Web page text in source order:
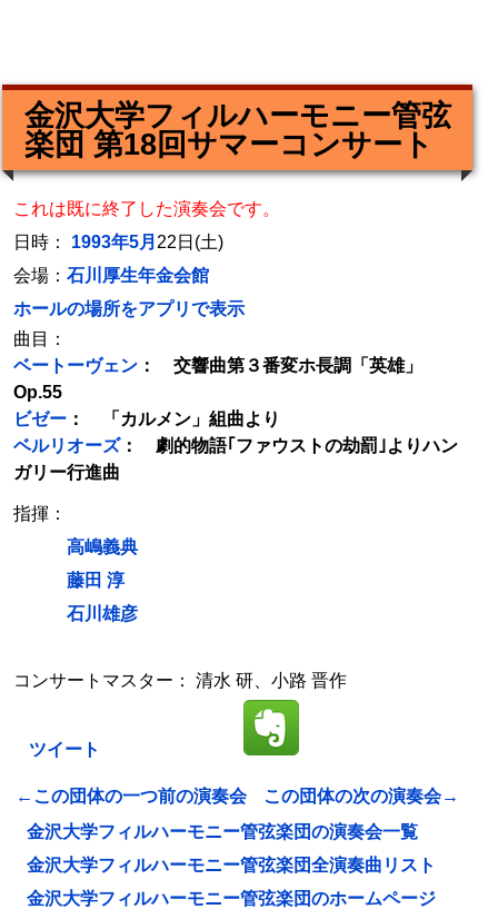
金沢大学フィルハーモニー管弦
楽団 第18回サマーコンサート
これは既に終了した演奏会です。
日時： 1993年5月 22日(土)
会場： 石川厚生年金会館
ホールの場所をアプリで表示
曲目：
ベートーヴェン ： 交響曲第３番変ホ長調「英雄」
Op.55
ビゼー ： 「カルメン」組曲より
ベルリオーズ： 劇的物語｢ファウストの劫罰｣よりハン
ガリー行進曲
指揮：
高嶋義典
藤田 淳
石川雄彦
コンサートマスター： 清水 研、小路 晋作
ツイート
←この団体の一つ前の演奏会
この団体の次の演奏会→
金沢大学フィルハーモニー管弦楽団の演奏会一覧
金沢大学フィルハーモニー管弦楽団全演奏曲リスト
金沢大学フィルハーモニー管弦楽団のホームページ